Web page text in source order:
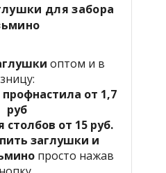
для забора
оптом и в
от 1,7
руб
от 15 руб.
заглушки и
просто нажав